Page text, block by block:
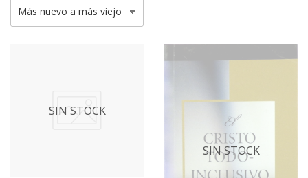
SIN STOCK
SIN STOCK